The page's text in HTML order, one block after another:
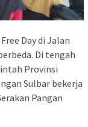
Day di Jalan
Di tengah
Provinsi
Sulbar bekerja
Pangan